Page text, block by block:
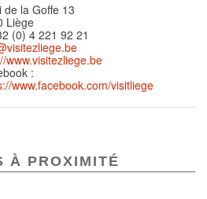
de la Goffe 13
Liège
(0) 4 221 92 21
www.visitezliege.be
:
www.facebook.com/visitliege
À PROXIMITÉ